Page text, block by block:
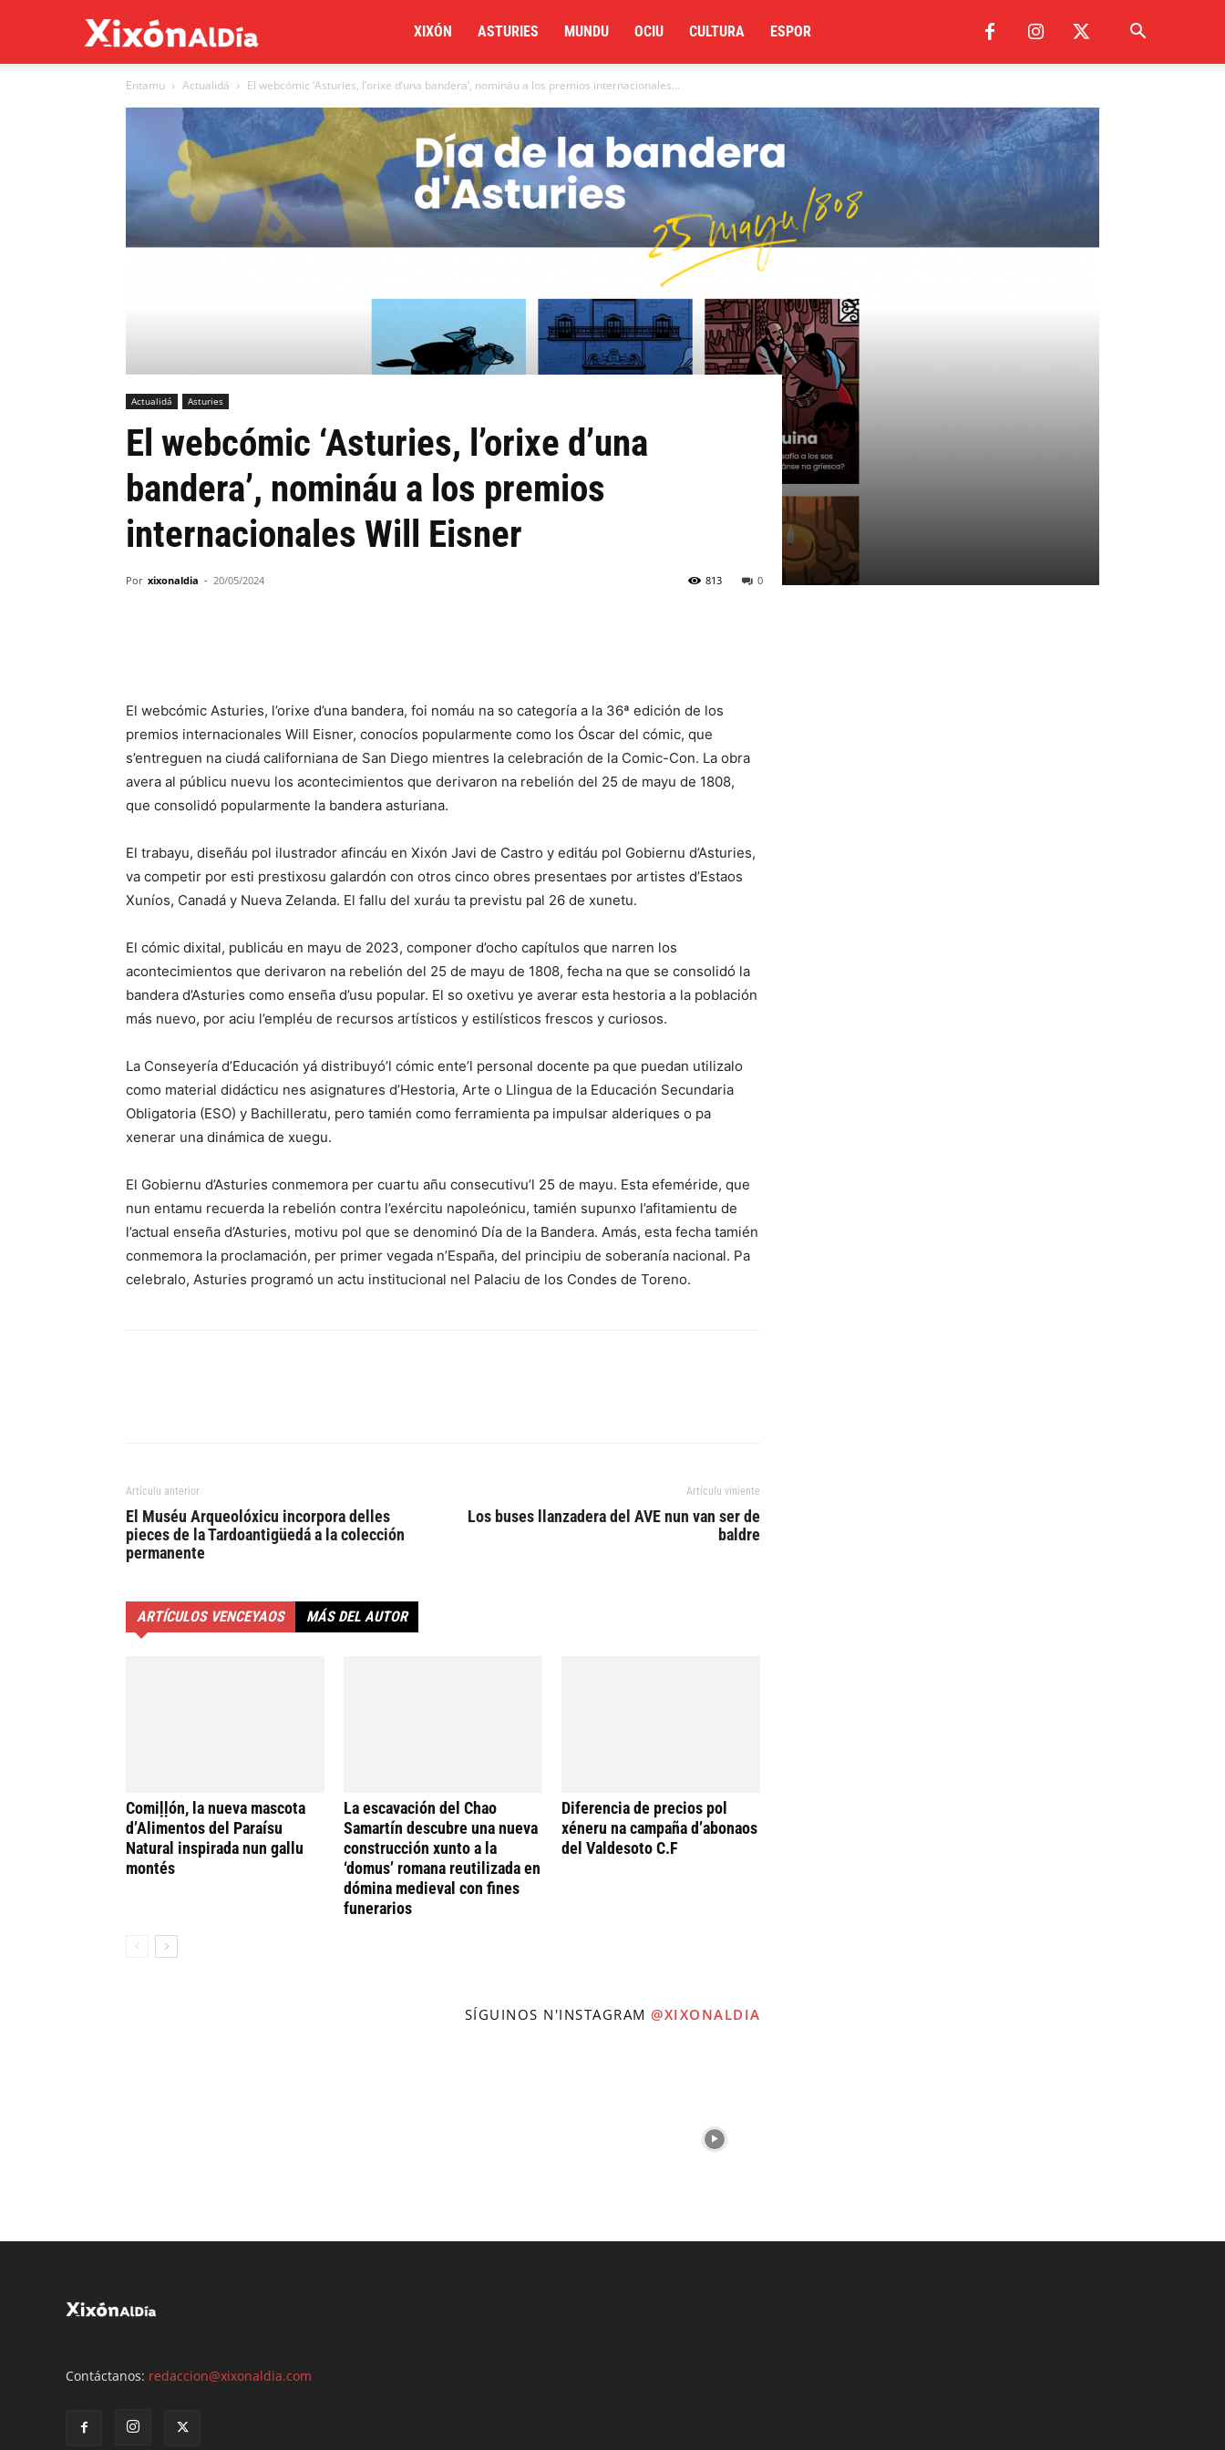
al
XIXÓN ASTURIES MUNDU OCIU CULTURA ESPOR
Entamu Actualidá El webcómic ‘Asturies, l’orixe d’una bandera’, nomináu a los premios internacionales...
Actualidá Asturies
El webcómic ‘Asturies, l’orixe d’una
bandera’, nomináu a los premios
internacionales Will Eisner
Por xixonaldia - 20/05/2024 0
813
El webcómic Asturies, l’orixe d’una bandera, foi nomáu na so categoría a la 36ª edición de los
premios internacionales Will Eisner, conocíos popularmente como los Óscar del cómic, que
s’entreguen na ciudá californiana de San Diego mientres la celebración de la Comic-Con. La obra
avera al públicu nuevu los acontecimientos que derivaron na rebelión del 25 de mayu de 1808,
que consolidó popularmente la bandera asturiana.
El trabayu, diseñáu pol ilustrador afincáu en Xixón Javi de Castro y editáu pol Gobiernu d’Asturies,
va competir por esti prestixosu galardón con otros cinco obres presentaes por artistes d’Estaos
Xuníos, Canadá y Nueva Zelanda. El fallu del xuráu ta previstu pal 26 de xunetu.
El cómic dixital, publicáu en mayu de 2023, componer d’ocho capítulos que narren los
acontecimientos que derivaron na rebelión del 25 de mayu de 1808, fecha na que se consolidó la
bandera d’Asturies como enseña d’usu popular. El so oxetivu ye averar esta hestoria a la población
más nuevo, por aciu l’empléu de recursos artísticos y estilísticos frescos y curiosos.
La Conseyería d’Educación yá distribuyó’l cómic ente’l personal docente pa que puedan utilizalo
como material didácticu nes asignatures d’Hestoria, Arte o Llingua de la Educación Secundaria
Obligatoria (ESO) y Bachilleratu, pero tamién como ferramienta pa impulsar alderiques o pa
xenerar una dinámica de xuegu.
El Gobiernu d’Asturies conmemora per cuartu añu consecutivu’l 25 de mayu. Esta efeméride, que
nun entamu recuerda la rebelión contra l’exércitu napoleónicu, tamién supunxo l’afitamientu de
l’actual enseña d’Asturies, motivu pol que se denominó Día de la Bandera. Amás, esta fecha tamién
conmemora la proclamación, per primer vegada n’España, del principiu de soberanía nacional. Pa
celebralo, Asturies programó un actu institucional nel Palaciu de los Condes de Toreno.
Artículu anterior
El Muséu Arqueolóxicu incorpora delles
pieces de la Tardoantigüedá a la colección
permanente
Artículu viniente
Los buses llanzadera del AVE nun van ser de
baldre
ARTÍCULOS VENCEYAOS MÁS DEL AUTOR
Comiḷḷón, la nueva mascota
d’Alimentos del Paraísu
Natural inspirada nun gallu
montés
La escavación del Chao
Samartín descubre una nueva
construcción xunto a la
‘domus’ romana reutilizada en
dómina medieval con fines
funerarios
Diferencia de precios pol
xéneru na campaña d’abonaos
del Valdesoto C.F
SÍGUINOS N'INSTAGRAM @XIXONALDIA
Contáctanos: redaccion@xixonaldia.com